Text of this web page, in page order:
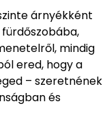
árnyékként
mindig
ered, hogy a
– szeretnének
és